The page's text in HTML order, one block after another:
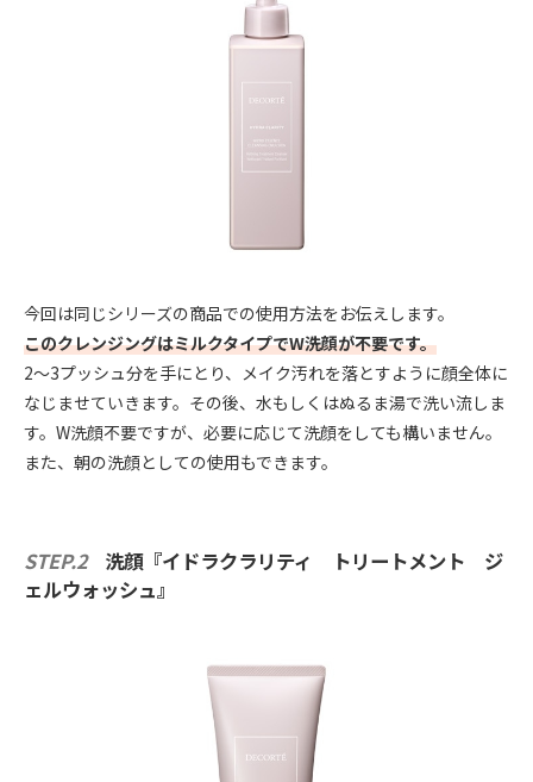
今回は同じシリーズの商品での使用方法をお伝えします。
このクレンジングはミルクタイプでW洗顔が不要です。
2～3プッシュ分を手にとり、メイク汚れを落とすように顔全体に
なじませていきます。その後、水もしくはぬるま湯で洗い流しま
す。W洗顔不要ですが、必要に応じて洗顔をしても構いません。
また、朝の洗顔としての使用もできます。
STEP.2
洗顔『イドラクラリティ トリートメント ジ
ェルウォッシュ』